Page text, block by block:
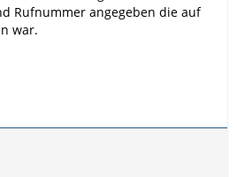
Rufnummer angegeben die auf
war.